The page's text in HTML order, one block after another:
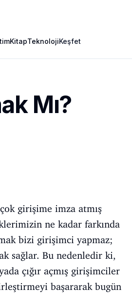
KitapTeknolojiKeşfet
Mı?
girişime imza atmış
ne kadar farkında
bizi girişimci yapmaz;
sağlar. Bu nedenledir ki,
çığır açmış girişimciler
başararak bugün